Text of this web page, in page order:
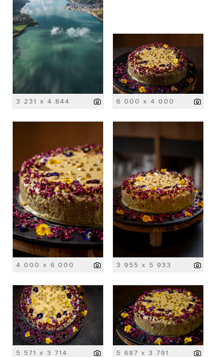
3 231 x 4 844 6 000 x 4 000
4 000 x 6 000 3 955 x 5 933
5 571 x 3 714 5 687 x 3 791